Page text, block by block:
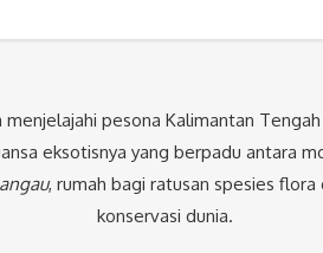
pesona Kalimantan
eksotisnya yang berpadu antara
, rumah bagi ratusan spesies
konservasi dunia.